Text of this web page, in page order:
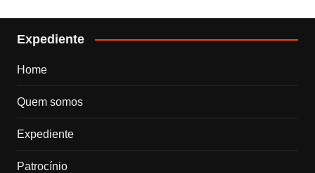
Expediente
Home
Quem somos
Expediente
Patrocínio